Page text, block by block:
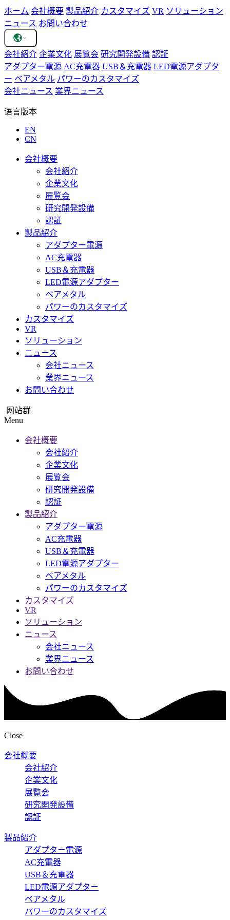
ホーム 会社概要 製品紹介 カスタマイズ VR ソリューション
ニュース お問い合わせ
会社紹介 企業文化 展覧会 研究開発設備 認証
アダプター電源 AC充電器 USB＆充電器 LED電源アダプタ
ー ベアメタル パワーのカスタマイズ
会社ニュース 業界ニュース
语言版本
EN
CN
会社概要
会社紹介
企業文化
展覧会
研究開発設備
認証
製品紹介
アダプター電源
AC充電器
USB＆充電器
LED電源アダプター
ベアメタル
パワーのカスタマイズ
カスタマイズ
VR
ソリューション
ニュース
会社ニュース
業界ニュース
お問い合わせ
网站群
Menu
会社概要
会社紹介
企業文化
展覧会
研究開発設備
認証
製品紹介
アダプター電源
AC充電器
USB＆充電器
LED電源アダプター
ベアメタル
パワーのカスタマイズ
カスタマイズ
VR
ソリューション
ニュース
会社ニュース
業界ニュース
お問い合わせ
Close
会社概要
会社紹介
企業文化
展覧会
研究開発設備
認証
製品紹介
アダプター電源
AC充電器
USB＆充電器
LED電源アダプター
ベアメタル
パワーのカスタマイズ